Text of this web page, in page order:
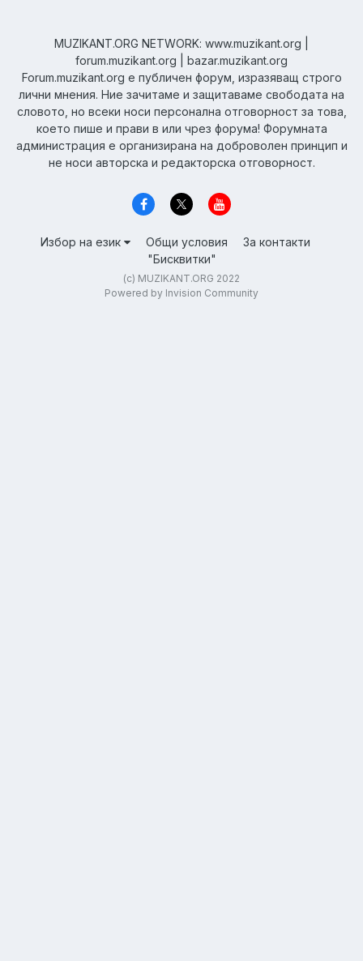
MUZIKANT.ORG NETWORK: www.muzikant.org |
forum.muzikant.org | bazar.muzikant.org
Forum.muzikant.org е публичен форум, изразяващ строго
лични мнения. Ние зачитаме и защитаваме свободата на
словото, но всеки носи персонална отговорност за това,
което пише и прави в или чрез форума! Форумната
администрация е организирана на доброволен принцип и
не носи авторска и редакторска отговорност.
Избор на език Общи условия
За контакти
"Бисквитки"
(c) MUZIKANT.ORG 2022
Powered by Invision Community